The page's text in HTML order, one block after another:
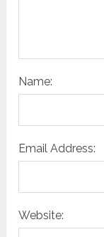
Name:
Email Address:
Website: